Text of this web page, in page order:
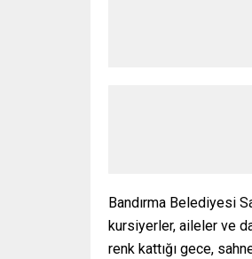
Bandırma Belediyesi
kursiyerler, aileler ve
renk kattığı gece,